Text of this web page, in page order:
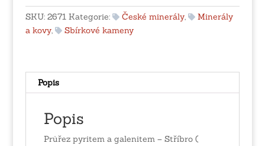
-
Stříbro
množství
SKU: 2671 Kategorie: České minerály,
Minerály
a kovy, Sbírkové kameny
Popis
Popis
Průřez pyritem a galenitem – Stříbro (